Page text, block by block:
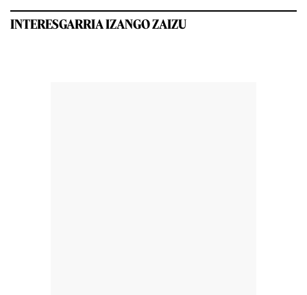
INTERESGARRIA IZANGO ZAIZU